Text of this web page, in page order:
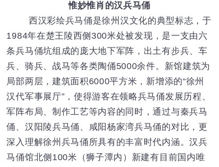
惟妙惟肖的汉兵马俑
西汉彩绘兵马俑是徐州汉文化的典型标志，于
1984年在楚王陵西侧300米处被发现，是一支由六
条兵马俑坑组成的庞大地下军阵，出土有步兵、车
兵、骑兵、战马等各类陶俑5000余件。新馆建筑为
局部两层，建筑面积6000平方米，新增添的“徐州
汉代军事展厅”，使得游客在领略兵马俑发展历程、
军阵布局、制作工艺等内容的同时，通过与秦兵马
俑、汉阳陵兵马俑、咸阳杨家湾兵马俑的对比，更
深入理解徐州兵马俑所具有的丰富时代内涵。汉兵
马俑馆北侧100米（狮子潭内）新建有目前国内唯